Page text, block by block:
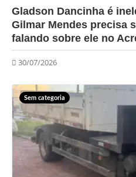
?>
Gladson Dancinha é
Gilmar Mendes precisa
falando sobre ele no
30/07/2026
Sem categoria